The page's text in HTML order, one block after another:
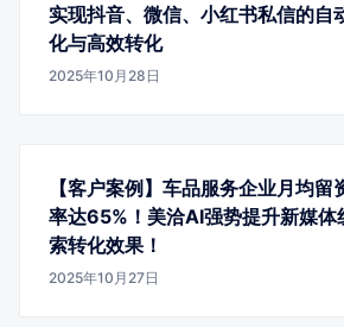
实现抖音、微信、小红书私信的自
化与高效转化
2025年10月28日
【客户案例】车品服务企业月均留
率达65%！美洽AI强势提升新媒体
索转化效果！
2025年10月27日